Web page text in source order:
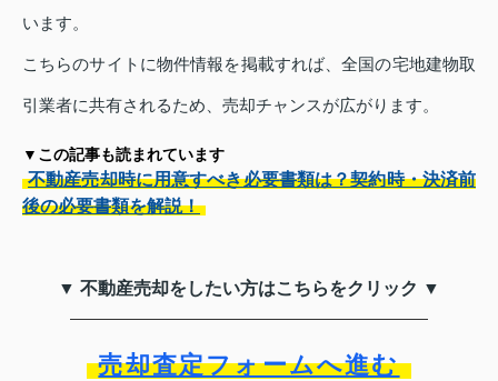
います。
こちらのサイトに物件情報を掲載すれば、全国の宅地建物取
引業者に共有されるため、売却チャンスが広がります。
▼この記事も読まれています
不動産売却時に用意すべき必要書類は？契約時・決済前
後の必要書類を解説！
▼ 不動産売却をしたい方はこちらをクリック ▼
売却査定フォームへ進む